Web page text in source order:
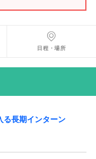
日程・場所
る長期インターン